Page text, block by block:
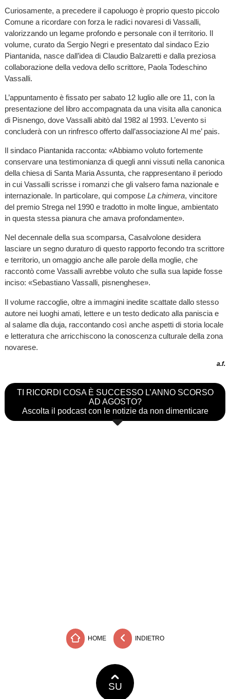
Curiosamente, a precedere il capoluogo è proprio questo piccolo
Comune a ricordare con forza le radici novaresi di Vassalli,
valorizzando un legame profondo e personale con il territorio. Il
volume, curato da Sergio Negri e presentato dal sindaco Ezio
Piantanida, nasce dall’idea di Claudio Balzaretti e dalla preziosa
collaborazione della vedova dello scrittore, Paola Todeschino
Vassalli.
L’appuntamento è fissato per sabato 12 luglio alle ore 11, con la
presentazione del libro accompagnata da una visita alla canonica
di Pisnengo, dove Vassalli abitò dal 1982 al 1993. L’evento si
concluderà con un rinfresco offerto dall’associazione Al me’ pais.
Il sindaco Piantanida racconta: «Abbiamo voluto fortemente
conservare una testimonianza di quegli anni vissuti nella canonica
della chiesa di Santa Maria Assunta, che rappresentano il periodo
in cui Vassalli scrisse i romanzi che gli valsero fama nazionale e
internazionale. In particolare, qui compose La chimera, vincitore
del premio Strega nel 1990 e tradotto in molte lingue, ambientato
in questa stessa pianura che amava profondamente».
Nel decennale della sua scomparsa, Casalvolone desidera
lasciare un segno duraturo di questo rapporto fecondo tra scrittore
e territorio, un omaggio anche alle parole della moglie, che
raccontò come Vassalli avrebbe voluto che sulla sua lapide fosse
inciso: «Sebastiano Vassalli, pisnenghese».
Il volume raccoglie, oltre a immagini inedite scattate dallo stesso
autore nei luoghi amati, lettere e un testo dedicato alla paniscia e
al salame dla duja, raccontando così anche aspetti di storia locale
e letteratura che arricchiscono la conoscenza culturale della zona
novarese.
a.f.
TI RICORDI COSA È SUCCESSO L’ANNO SCORSO
AD AGOSTO?
Ascolta il podcast con le notizie da non dimenticare
HOME INDIETRO
SU